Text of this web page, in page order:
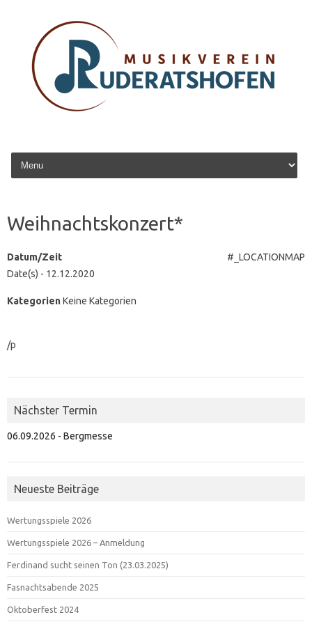
Zum Inhalt springen
Weihnachtskonzert*
#_LOCATIONMAP
Datum/Zeit
Date(s) - 12.12.2020
KategorienKeine Kategorien
/p
Nächster Termin
06.09.2026 - Bergmesse
Neueste Beiträge
Wertungsspiele 2026
Wertungsspiele 2026 – Anmeldung
Ferdinand sucht seinen Ton (23.03.2025)
Fasnachtsabende 2025
Oktoberfest 2024